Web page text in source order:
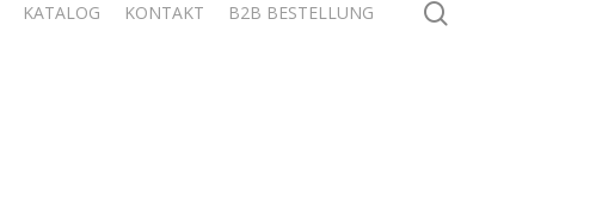
KATALOG KONTAKT B2B BESTELLUNG